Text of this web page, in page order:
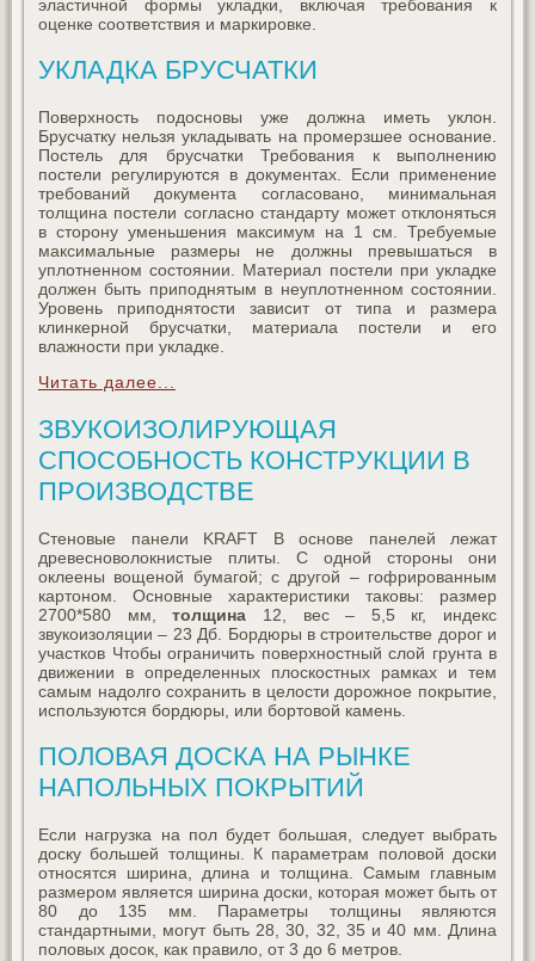
эластичной формы укладки, включая требования к
оценке соответствия и маркировке.
УКЛАДКА БРУСЧАТКИ
Поверхность подосновы уже должна иметь уклон.
Брусчатку нельзя укладывать на промерзшее основание.
Постель для брусчатки Требования к выполнению
постели регулируются в документах. Если применение
требований документа согласовано, минимальная
толщина постели согласно стандарту может отклоняться
в сторону уменьшения максимум на 1 см. Требуемые
максимальные размеры не должны превышаться в
уплотненном состоянии. Материал постели при укладке
должен быть приподнятым в неуплотненном состоянии.
Уровень приподнятости зависит от типа и размера
клинкерной брусчатки, материала постели и его
влажности при укладке.
Читать далее...
ЗВУКОИЗОЛИРУЮЩАЯ
СПОСОБНОСТЬ КОНСТРУКЦИИ В
ПРОИЗВОДСТВЕ
Стеновые панели KRAFT В основе панелей лежат
древесноволокнистые плиты. С одной стороны они
оклеены вощеной бумагой; с другой – гофрированным
картоном. Основные характеристики таковы: размер
2700*580 мм,толщина 12, вес – 5,5 кг, индекс
звукоизоляции – 23 Дб. Бордюры в строительстве дорог и
участков Чтобы ограничить поверхностный слой грунта в
движении в определенных плоскостных рамках и тем
самым надолго сохранить в целости дорожное покрытие,
используются бордюры, или бортовой камень.
ПОЛОВАЯ ДОСКА НА РЫНКЕ
НАПОЛЬНЫХ ПОКРЫТИЙ
Если нагрузка на пол будет большая, следует выбрать
доску большей толщины. К параметрам половой доски
относятся ширина, длина и толщина. Самым главным
размером является ширина доски, которая может быть от
80 до 135 мм. Параметры толщины являются
стандартными, могут быть 28, 30, 32, 35 и 40 мм. Длина
половых досок, как правило, от 3 до 6 метров.